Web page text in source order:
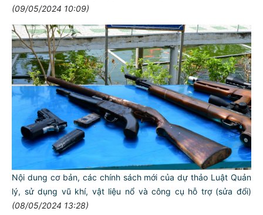
(09/05/2024 10:09)
Nội dung cơ bản, các chính sách mới của dự thảo Luật Quản
lý, sử dụng vũ khí, vật liệu nổ và công cụ hỗ trợ (sửa đổi)
(08/05/2024 13:28)
TƯ CÁCH
NGƯỜI CÔNG AN CÁCH MỆNH LÀ:
Đối với tự mình, phải
CẦN, KIỆM, LIÊM, CHÍNH
Đối với đồng sự, phải
THÂN ÁI GIÚP ĐỠ
Đối với chính phủ, phải
TUYỆT ĐỐI TRUNG THÀNH
Đối với nhân dân, phải
KÍNH TRỌNG LỄ PHÉP